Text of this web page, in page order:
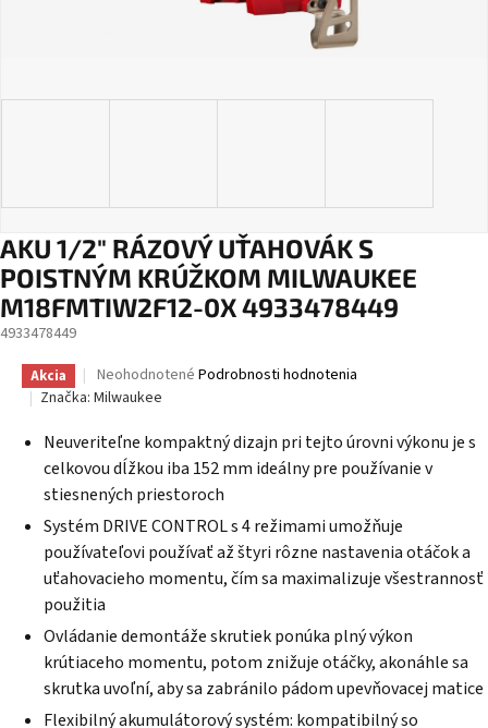
AKU 1/2" RÁZOVÝ UŤAHOVÁK S
POISTNÝM KRÚŽKOM MILWAUKEE
M18FMTIW2F12-0X 4933478449
4933478449
Akcia
Priemerné
hodnotenie
je
z
5
hviezdičiek.
Neohodnotené Podrobnosti hodnotenia
Značka: Milwaukee
Neuveriteľne kompaktný dizajn pri tejto úrovni výkonu je s
celkovou dĺžkou iba 152 mm ideálny pre používanie v
stiesnených priestoroch
Systém DRIVE CONTROL s 4 režimami umožňuje
používateľovi používať až štyri rôzne nastavenia otáčok a
uťahovacieho momentu, čím sa maximalizuje všestrannosť
použitia
Ovládanie demontáže skrutiek ponúka plný výkon
krútiaceho momentu, potom znižuje otáčky, akonáhle sa
skrutka uvoľní, aby sa zabránilo pádom upevňovacej matice
Flexibilný akumulátorový systém: kompatibilný so